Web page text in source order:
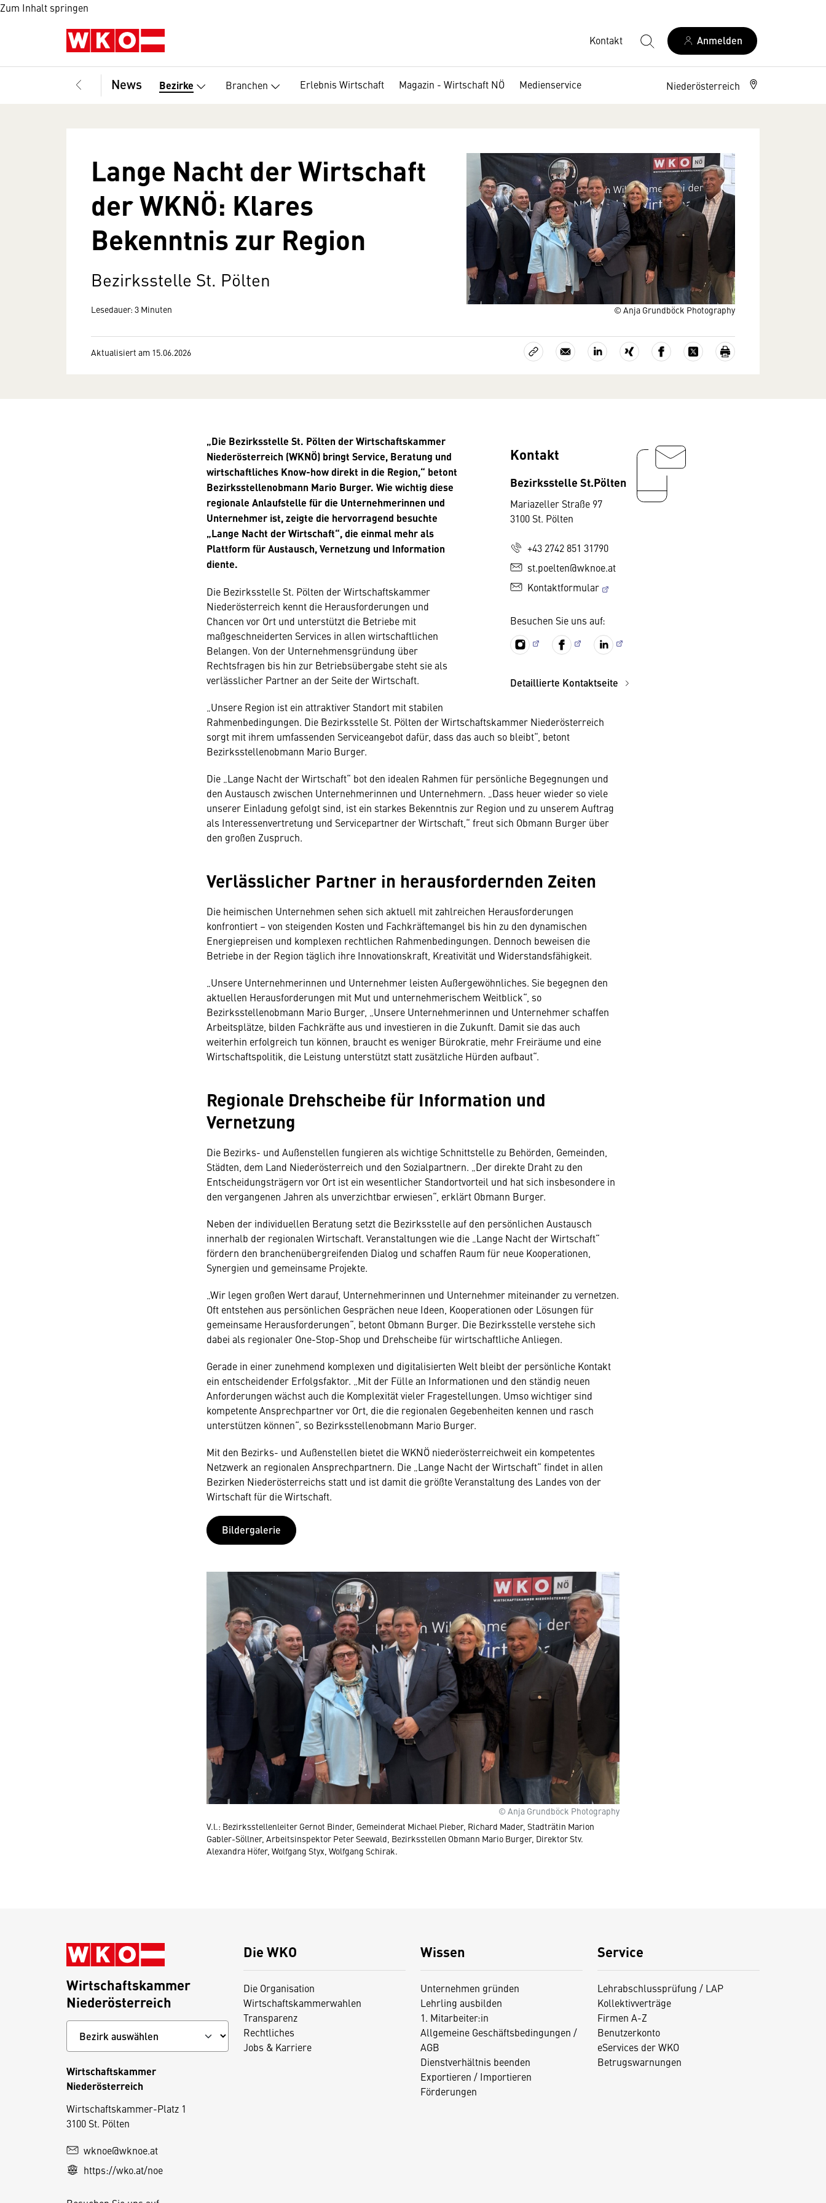
Zum Inhalt springen
Kontakt Anmelden
News Bezirke Branchen Erlebnis Wirtschaft Magazin - Wirtschaft NÖ Medienservice Niederösterreich
© Anja Grundböck Photography
Lange Nacht der Wirtschaft
der WKNÖ: Klares
Bekenntnis zur Region
Bezirksstelle St. Pölten
Lesedauer: 3 Minuten
Aktualisiert am 15.06.2026
Kontakt
Bezirksstelle St.Pölten
Mariazeller Straße 97
3100 St. Pölten
+43 2742 851 31790
st.poelten@wknoe.at
Kontaktformular
Besuchen Sie uns auf:
Detaillierte Kontaktseite
„Die Bezirksstelle St. Pölten der Wirtschaftskammer
Niederösterreich (WKNÖ) bringt Service, Beratung und
wirtschaftliches Know-how direkt in die Region,“ betont
Bezirksstellenobmann Mario Burger. Wie wichtig diese
regionale Anlaufstelle für die Unternehmerinnen und
Unternehmer ist, zeigte die hervorragend besuchte
„Lange Nacht der Wirtschaft“, die einmal mehr als
Plattform für Austausch, Vernetzung und Information
diente.
Die Bezirksstelle St. Pölten der Wirtschaftskammer
Niederösterreich kennt die Herausforderungen und
Chancen vor Ort und unterstützt die Betriebe mit
maßgeschneiderten Services in allen wirtschaftlichen
Belangen. Von der Unternehmensgründung über
Rechtsfragen bis hin zur Betriebsübergabe steht sie als
verlässlicher Partner an der Seite der Wirtschaft.
„Unsere Region ist ein attraktiver Standort mit stabilen
Rahmenbedingungen. Die Bezirksstelle St. Pölten der Wirtschaftskammer Niederösterreich
sorgt mit ihrem umfassenden Serviceangebot dafür, dass das auch so bleibt“, betont
Bezirksstellenobmann Mario Burger.
Die „Lange Nacht der Wirtschaft“ bot den idealen Rahmen für persönliche Begegnungen und
den Austausch zwischen Unternehmerinnen und Unternehmern. „Dass heuer wieder so viele
unserer Einladung gefolgt sind, ist ein starkes Bekenntnis zur Region und zu unserem Auftrag
als Interessenvertretung und Servicepartner der Wirtschaft,“ freut sich Obmann Burger über
den großen Zuspruch.
Verlässlicher Partner in herausfordernden Zeiten
Die heimischen Unternehmen sehen sich aktuell mit zahlreichen Herausforderungen
konfrontiert – von steigenden Kosten und Fachkräftemangel bis hin zu den dynamischen
Energiepreisen und komplexen rechtlichen Rahmenbedingungen. Dennoch beweisen die
Betriebe in der Region täglich ihre Innovationskraft, Kreativität und Widerstandsfähigkeit.
„Unsere Unternehmerinnen und Unternehmer leisten Außergewöhnliches. Sie begegnen den
aktuellen Herausforderungen mit Mut und unternehmerischem Weitblick“, so
Bezirksstellenobmann Mario Burger, „Unsere Unternehmerinnen und Unternehmer schaffen
Arbeitsplätze, bilden Fachkräfte aus und investieren in die Zukunft. Damit sie das auch
weiterhin erfolgreich tun können, braucht es weniger Bürokratie, mehr Freiräume und eine
Wirtschaftspolitik, die Leistung unterstützt statt zusätzliche Hürden aufbaut“.
Regionale Drehscheibe für Information und
Vernetzung
Die Bezirks- und Außenstellen fungieren als wichtige Schnittstelle zu Behörden, Gemeinden,
Städten, dem Land Niederösterreich und den Sozialpartnern. „Der direkte Draht zu den
Entscheidungsträgern vor Ort ist ein wesentlicher Standortvorteil und hat sich insbesondere in
den vergangenen Jahren als unverzichtbar erwiesen“, erklärt Obmann Burger.
Neben der individuellen Beratung setzt die Bezirksstelle auf den persönlichen Austausch
innerhalb der regionalen Wirtschaft. Veranstaltungen wie die „Lange Nacht der Wirtschaft“
fördern den branchenübergreifenden Dialog und schaffen Raum für neue Kooperationen,
Synergien und gemeinsame Projekte.
„Wir legen großen Wert darauf, Unternehmerinnen und Unternehmer miteinander zu vernetzen.
Oft entstehen aus persönlichen Gesprächen neue Ideen, Kooperationen oder Lösungen für
gemeinsame Herausforderungen“, betont Obmann Burger. Die Bezirksstelle verstehe sich
dabei als regionaler One-Stop-Shop und Drehscheibe für wirtschaftliche Anliegen.
Gerade in einer zunehmend komplexen und digitalisierten Welt bleibt der persönliche Kontakt
ein entscheidender Erfolgsfaktor. „Mit der Fülle an Informationen und den ständig neuen
Anforderungen wächst auch die Komplexität vieler Fragestellungen. Umso wichtiger sind
kompetente Ansprechpartner vor Ort, die die regionalen Gegebenheiten kennen und rasch
unterstützen können“, so Bezirksstellenobmann Mario Burger.
Mit den Bezirks- und Außenstellen bietet die WKNÖ niederösterreichweit ein kompetentes
Netzwerk an regionalen Ansprechpartnern. Die „Lange Nacht der Wirtschaft“ findet in allen
Bezirken Niederösterreichs statt und ist damit die größte Veranstaltung des Landes von der
Wirtschaft für die Wirtschaft.
Bildergalerie
© Anja Grundböck Photography
V.l.: Bezirksstellenleiter Gernot Binder, Gemeinderat Michael Pieber, Richard Mader, Stadträtin Marion
Gabler-Söllner, Arbeitsinspektor Peter Seewald, Bezirksstellen Obmann Mario Burger, Direktor Stv.
Alexandra Höfer, Wolfgang Styx, Wolfgang Schirak.
Die WKO
Die Organisation
Wirtschaftskammerwahlen
Transparenz
Rechtliches
Jobs & Karriere
Wissen
Unternehmen gründen
Lehrling ausbilden
1. Mitarbeiter:in
Allgemeine Geschäftsbedingungen /
AGB
Dienstverhältnis beenden
Exportieren / Importieren
Förderungen
Service
Lehrabschlussprüfung / LAP
Kollektivverträge
Firmen A-Z
Benutzerkonto
eServices der WKO
Betrugswarnungen
Wirtschaftskammer
Niederösterreich
Wirtschaftskammer
Niederösterreich
Wirtschaftskammer-Platz 1
3100 St. Pölten
wknoe@wknoe.at
https://wko.at/noe